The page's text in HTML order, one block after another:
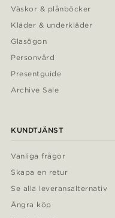
Väskor & plånböcker
Kläder & underkläder
Glasögon
Personvård
Presentguide
Archive Sale
KUNDTJÄNST
Vanliga frågor
Skapa en retur
Se alla leveransalternativ
Ångra köp